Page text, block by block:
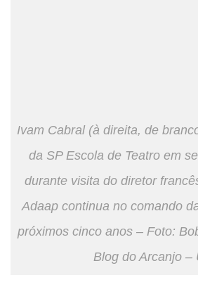
Ivam Cabral (à direita, de
da SP Escola de Teatro em
durante visita do diretor
Adaap continua no comando
próximos cinco anos – Foto:
Blog do Arcanjo –